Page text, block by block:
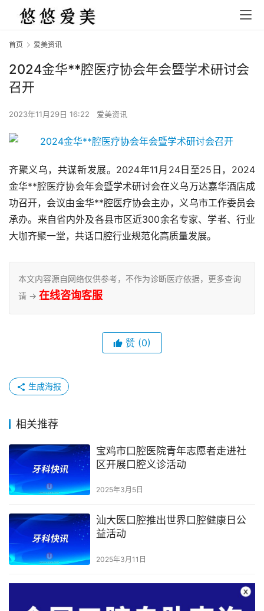
首页 爱美资讯
2024金华**腔医疗协会年会暨学术研讨会
召开
2023年11月29日 16:22 爱美资讯
齐聚义乌，共谋新发展。2024年11月24日至25日，2024
金华**腔医疗协会年会暨学术研讨会在义乌万达嘉华酒店成
功召开，会议由金华**腔医疗协会主办，义乌市工作委员会
承办。来自省内外及各县市区近300余名专家、学者、行业
大咖齐聚一堂，共话口腔行业规范化高质量发展。
本文内容源自网络仅供参考，不作为诊断医疗依据，更多查询
请 → 在线咨询客服
赞 (0)
生成海报
相关推荐
宝鸡市口腔医院青年志愿者走进社
区开展口腔义诊活动
2025年3月5日
汕大医口腔推出世界口腔健康日公
益活动
2025年3月11日